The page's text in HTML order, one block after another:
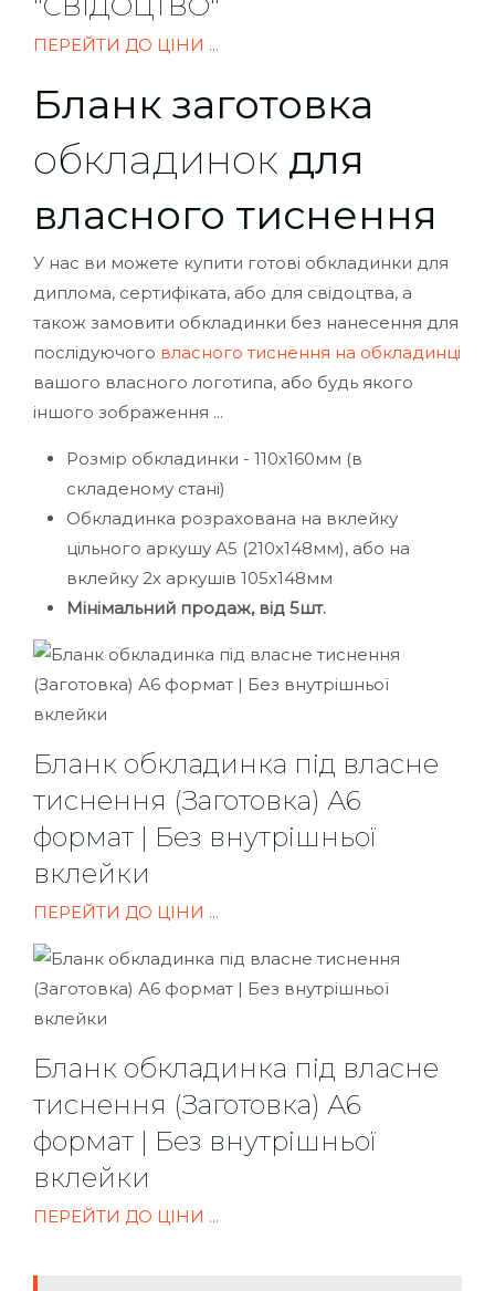
ПЕРЕЙТИ ДО ЦІНИ ...
Бланк заготовка
обкладинок для
власного тиснення
У нас ви можете купити готові обкладинки для
диплома, сертифіката, або для свідоцтва, а
також замовити обкладинки без нанесення для
послідуючого власного тиснення на обкладинці
вашого власного логотипа, або будь якого
іншого зображення ...
Розмір обкладинки - 110х160мм (в
складеному стані)
Обкладинка розрахована на вклейку
цільного аркушу А5 (210х148мм), або на
вклейку 2х аркушів 105х148мм
Мінімальний продаж, від 5шт.
Бланк обкладинка під власне
тиснення (Заготовка) А6
формат | Без внутрішньої
вклейки
ПЕРЕЙТИ ДО ЦІНИ ...
Бланк обкладинка під власне
тиснення (Заготовка) А6
формат | Без внутрішньої
вклейки
ПЕРЕЙТИ ДО ЦІНИ ...